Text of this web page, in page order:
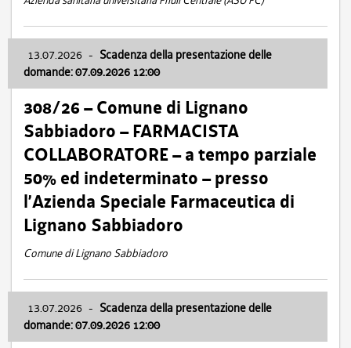
13.07.2026 - Scadenza della presentazione delle
domande: 07.09.2026 12:00
308/26 – Comune di Lignano
Sabbiadoro – FARMACISTA
COLLABORATORE – a tempo parziale
50% ed indeterminato – presso
l’Azienda Speciale Farmaceutica di
Lignano Sabbiadoro
Comune di Lignano Sabbiadoro
13.07.2026 - Scadenza della presentazione delle
domande: 07.09.2026 12:00